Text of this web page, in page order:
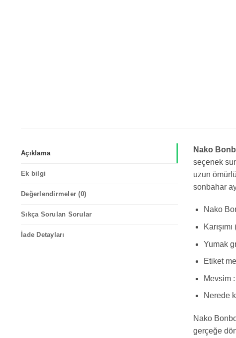
Açıklama
Ek bilgi
Değerlendirmeler (0)
Sıkça Sorulan Sorular
İade Detayları
Nako
seçenek
uzun
sonbahar
Nako
Yumak
Etiket
Mevsim
Nerede
Nako
gerçeğe